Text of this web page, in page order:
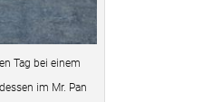
Tag bei einem
im Mr. Pan